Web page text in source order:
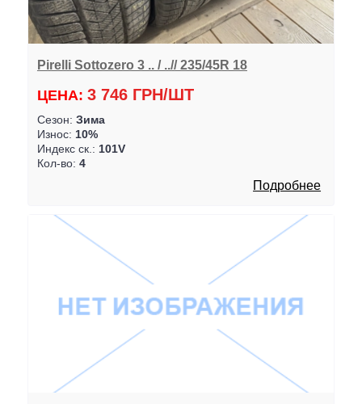
Pirelli Sottozero 3 .. / ..// 235/45R 18
ЦЕНА: 3 746 ГРН/ШТ
Сезон: Зима
Износ: 10%
Индекс ск.: 101V
Кол-во: 4
Подробнее